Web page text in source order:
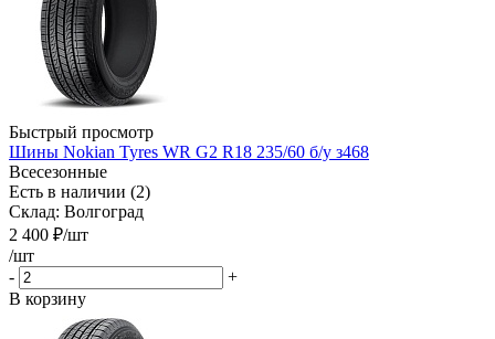
Быстрый просмотр
Шины Nokian Tyres WR G2 R18 235/60 б/у з468
Всесезонные
Есть в наличии (2)
Склад: Волгоград
2 400 ₽/шт
/шт
-
+
В корзину